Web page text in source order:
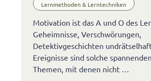
Lernmethoden & Lerntechniken
Motivation ist das A und O des
Geheimnisse, Verschwörungen,
Detektivgeschichten
Ereignisse sind solche spannenden
Themen, mit denen nicht …